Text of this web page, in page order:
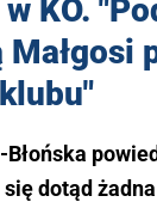
KO.
dotąd